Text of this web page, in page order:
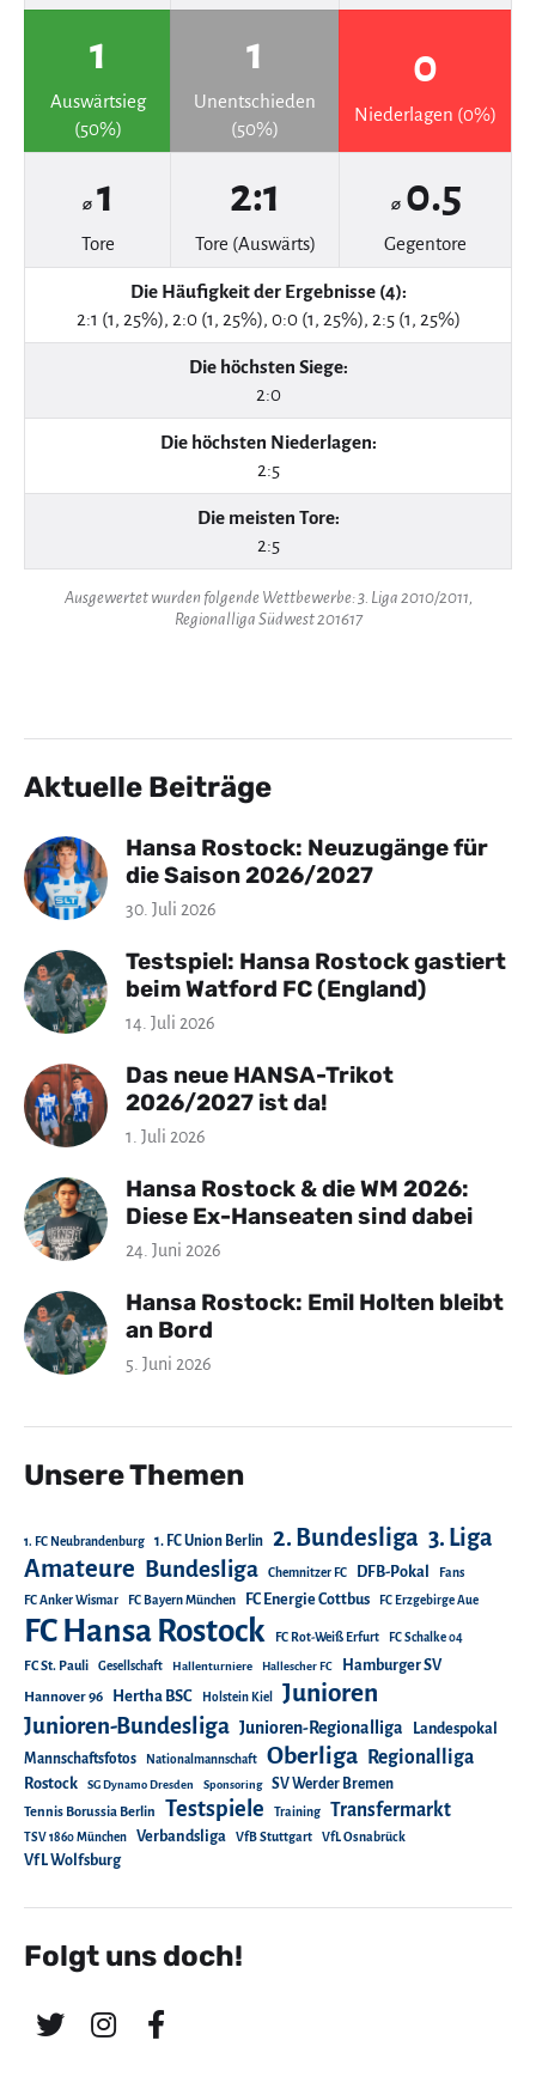
1
Auswärtsieg
(50%)
1
Unentschieden
(50%)
0
Niederlagen (0%)
⌀ 1
Tore
2:1
Tore (Auswärts)
⌀ 0.5
Gegentore
Die Häufigkeit der Ergebnisse (4):
2:1 (1, 25%), 2:0 (1, 25%), 0:0 (1, 25%), 2:5 (1, 25%)
Die höchsten Siege:
2:0
Die höchsten Niederlagen:
2:5
Die meisten Tore:
2:5
Ausgewertet wurden folgende Wettbewerbe: 3. Liga 2010/2011,
Regionalliga Südwest 201617
Aktuelle Beiträge
Hansa Rostock: Neuzugänge für
die Saison 2026/2027
30. Juli 2026
Testspiel: Hansa Rostock gastiert
beim Watford FC (England)
14. Juli 2026
Das neue HANSA-Trikot
2026/2027 ist da!
1. Juli 2026
Hansa Rostock & die WM 2026:
Diese Ex-Hanseaten sind dabei
24. Juni 2026
Hansa Rostock: Emil Holten bleibt
an Bord
5. Juni 2026
Unsere Themen
1. FC Neubrandenburg 1. FC Union Berlin 2. Bundesliga 3. Liga
Amateure Bundesliga Chemnitzer FC DFB-Pokal Fans
FC Anker Wismar FC Bayern München FC Energie Cottbus FC Erzgebirge Aue
FC Hansa Rostock FC Rot-Weiß Erfurt FC Schalke 04
FC St. Pauli Gesellschaft Hallenturniere Hallescher FC Hamburger SV
Hannover 96 Hertha BSC Holstein Kiel Junioren
Junioren-Bundesliga Junioren-Regionalliga
Landespokal
Mannschaftsfotos
Nationalmannschaft Oberliga Regionalliga
Rostock SG Dynamo Dresden Sponsoring SV Werder Bremen
Tennis Borussia Berlin Testspiele Training Transfermarkt
TSV 1860 München Verbandsliga VfB Stuttgart VfL Osnabrück
VfL Wolfsburg
Folgt uns doch!